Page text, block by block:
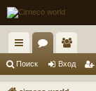
с
ы ум
ол
ьз
Поиск Вход